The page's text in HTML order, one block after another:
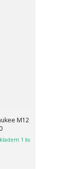
M12
1 ks